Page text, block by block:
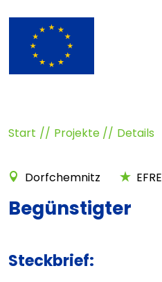
Start Projekte Details
Dorfchemnitz EFRE
Begünstigter
Steckbrief: